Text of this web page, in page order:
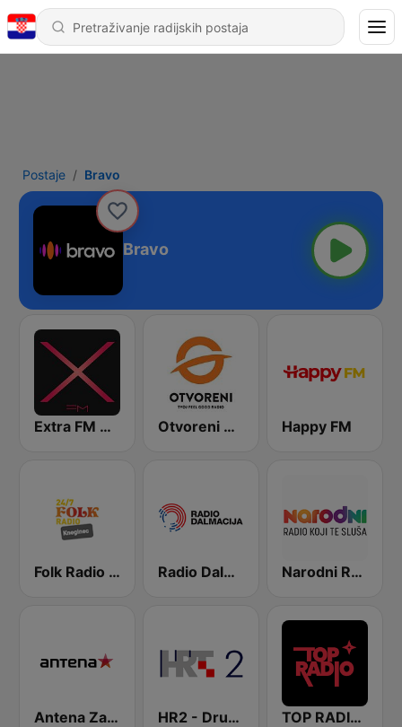
Postaje Bravo
Bravo
Extra FM 93.6 Otvoreni Radio Happy FM
Folk Radio Kneginec Radio Dalmacija Narodni Radio
Antena Zagreb HR2 - Drugi program TOP RADIO 101